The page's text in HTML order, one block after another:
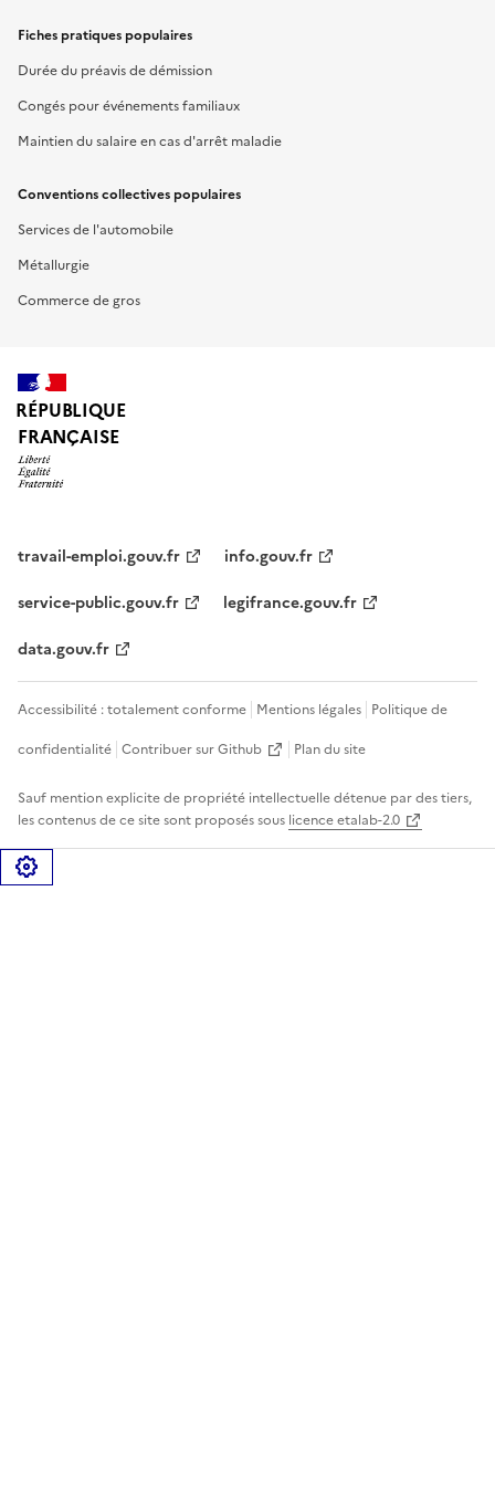
Fiches pratiques populaires
Durée du préavis de démission
Congés pour événements familiaux
Maintien du salaire en cas d'arrêt maladie
Conventions collectives populaires
Services de l'automobile
Métallurgie
Commerce de gros
RÉPUBLIQUE
FRANÇAISE
travail-emploi.gouv.fr
info.gouv.fr
service-public.gouv.fr
legifrance.gouv.fr
data.gouv.fr
Accessibilité : totalement conforme Mentions légales Politique de
confidentialité Contribuer sur Github Plan du site
Sauf mention explicite de propriété intellectuelle détenue par des tiers,
les contenus de ce site sont proposés sous licence etalab-2.0
Gérer les cookies